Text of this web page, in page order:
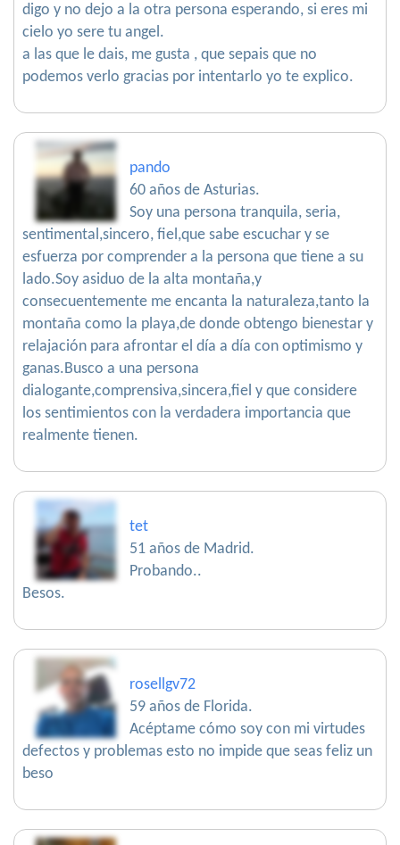
digo y no dejo a la otra persona esperando, si eres mi
cielo yo sere tu angel.
a las que le dais, me gusta , que sepais que no
podemos verlo gracias por intentarlo yo te explico.
pando
60 años de Asturias.
Soy una persona tranquila, seria,
sentimental,sincero, fiel,que sabe escuchar y se
esfuerza por comprender a la persona que tiene a su
lado.Soy asiduo de la alta montaña,y
consecuentemente me encanta la naturaleza,tanto la
montaña como la playa,de donde obtengo bienestar y
relajación para afrontar el día a día con optimismo y
ganas.Busco a una persona
dialogante,comprensiva,sincera,fiel y que considere
los sentimientos con la verdadera importancia que
realmente tienen.
tet
51 años de Madrid.
Probando..
Besos.
rosellgv72
59 años de Florida.
Acéptame cómo soy con mi virtudes
defectos y problemas esto no impide que seas feliz un
beso